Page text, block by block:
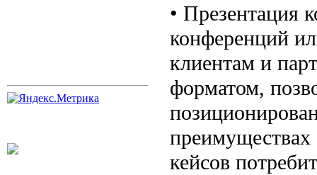
• Презентация
конференций
клиентам и
форматом,
кейсов